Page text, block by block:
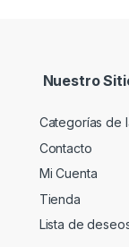
Nuestro
Categorías de
Contacto
Mi Cuenta
Tienda
Lista de